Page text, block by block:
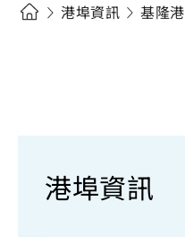
港埠資訊 基隆港
港埠資訊